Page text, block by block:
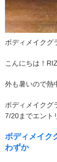
ボディメイクグ
こんにちは！
外も暑いので熱
ボディメイクグ
7/20までエント
ボディメイク
わずか